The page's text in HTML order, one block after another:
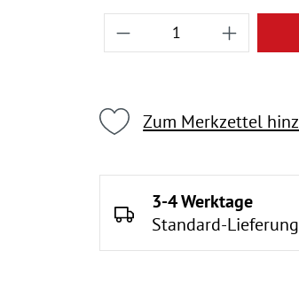
Produkt Anzahl:
Zum Merkzettel
3-4 Werktage
Standard-Lieferung